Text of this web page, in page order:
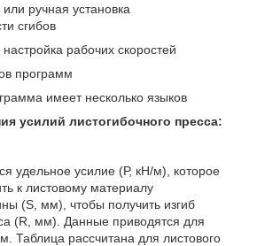
ручная установка
сгибов
рабочих скоростей
программ
имеет несколько языков
усилий листогибочного пресса:
удельное усилие (Р, кН/м), которое
к листовому материалу
(S, мм), чтобы получить изгиб
(R, мм). Данные приводятся для
Таблица рассчитана для листового